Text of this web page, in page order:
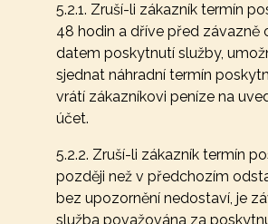
5.2.1. Zruší-li zákazník termín
48 hodin a dříve před závazně
datem poskytnutí služby,
sjednat náhradní termín
vrátí zákazníkovi peníze na
účet.
5.2.2. Zruší-li zákazník termín
později než v předchozím
bez upozornění nedostaví, je
služba považována za